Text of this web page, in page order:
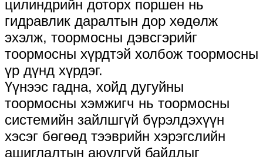
цилиндрийн доторх поршен нь
гидравлик даралтын дор хөдөлж
эхэлж, тоормосны дэвсгэрийг
тоормосны хүрдтэй холбож тоормосны
үр дүнд хүрдэг.
Үүнээс гадна, хойд дугуйны
тоормосны хэмжигч нь тоормосны
системийн зайлшгүй бүрэлдэхүүн
хэсэг бөгөөд тээврийн хэрэгслийн
ашиглалтын аюулгүй байдлыг